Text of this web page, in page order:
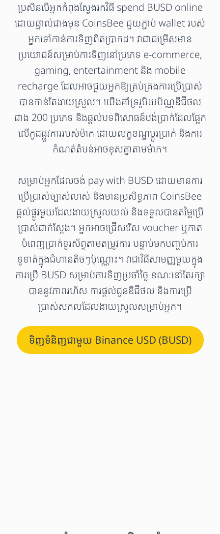
ប្រសិនបើអ្នកកំពុងស្វែងរកវិធី spend BUSD online
ដោយផ្ទាល់ជាងមុន CoinsBee ជួយភ្ជាប់ wallet របស់
អ្នកទៅកាន់ការទិញពិតប្រាកដ។ វាជាជម្រើសមាន
ប្រយោជន៍សម្រាប់ការទិញនៅប្រភេទ e-commerce,
gaming, entertainment និង mobile
recharge ដែលអាចជួយអ្នកឱ្យគ្រប់គ្រងការប្រើប្រាស់
បានកាន់តែងាយស្រួល។ យើងគាំទ្ររូបិយប័ណ្ណឌីជីថល
ជាង 200 ប្រភេទ និងផ្តល់បទពិសោធន៍បង់ប្រាក់ដែលផ្អែក
លើកូដផ្លូវការរបស់ម៉ាក ដោយលក្ខខណ្ឌប្តូរប្រាក់ និងការ
កំណត់តំបន់អាចខុសគ្នាតាមម៉ាក។
សម្រាប់អ្នកដែលចង់ pay with BUSD ដោយមានការ
ប្រើប្រាស់ច្បាស់លាស់ និងមានប្រសិទ្ធភាព CoinsBee
ផ្តល់ផ្លូវមួយដែលងាយស្រួលយល់ និងទទួលបានតម្លៃប្រើ
ប្រាស់ជាក់ស្តែង។ អ្នកអាចជ្រើសរើស voucher ឬកាត
បំពេញប្រាក់ទូរស័ព្ទតាមតម្រូវការ បន្ទាប់មកបញ្ចប់ការ
ទូទាត់ក្នុងជំហានតិចៗប៉ុណ្ណោះ។ វាជាវិធីសាមញ្ញមួយក្នុង
ការប្រើ BUSD សម្រាប់ការទិញប្រចាំថ្ងៃ ខណៈនៅតែរក្សា
បាននូវភាពរហ័ស ការផ្តល់ជូនឌីជីថល និងការប្រើ
ប្រាស់សកលដែលងាយស្រួលសម្រាប់អ្នក។
ទិញទំនិញជាមួយ Binance USD (BUSD)